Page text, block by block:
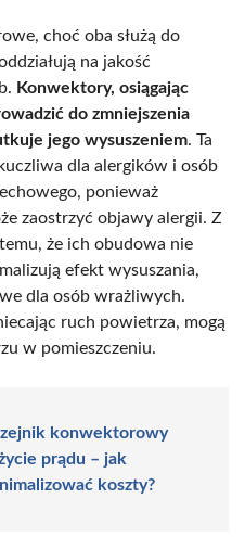
choć oba służą do
na jakość
Konwektory, osiągając
do zmniejszenia
jego wysuszeniem. Ta
dla alergików i osób
ponieważ
zaostrzyć objawy alergii. Z
że ich obudowa nie
efekt wysuszania,
dla osób wrażliwych.
ruch powietrza, mogą
w pomieszczeniu.
konwektorowy
prądu – jak
koszty?